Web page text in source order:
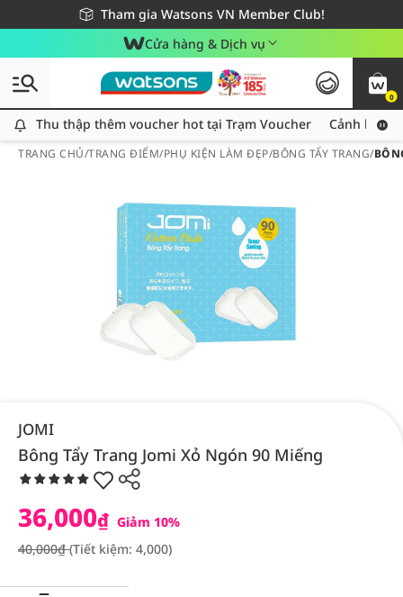
Tham gia Watsons VN Member Club!
Miễn phí giao hàng cho đơn hàng từ 249,000Đ
Giao hàng nhanh 24h - Áp dụng khu vực TP. Hồ Chí Minh
Cửa hàng & Dịch vụ
0
Thu thập thêm voucher hot tại Trạm Voucher
Thu thập thêm voucher hot tại Trạm Voucher Cảnh báo
TRANG CHỦ/TRANG ĐIỂM/PHỤ KIỆN LÀM ĐẸP/BÔNG TẨY TRANG/
JOMI
Bông Tẩy Trang Jomi Xỏ Ngón 90 Miếng
36,000₫ Giảm 10%
40,000₫(Tiết kiệm: 4,000)